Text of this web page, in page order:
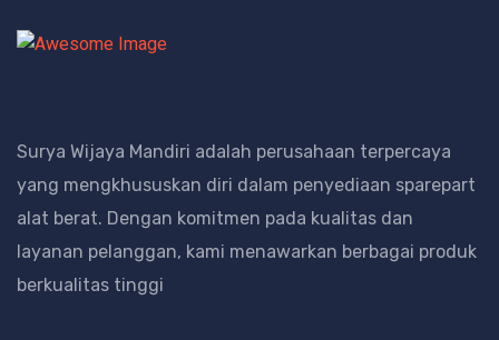
Surya Wijaya Mandiri adalah perusahaan terpercaya
yang mengkhususkan diri dalam penyediaan sparepart
alat berat. Dengan komitmen pada kualitas dan
layanan pelanggan, kami menawarkan berbagai produk
berkualitas tinggi